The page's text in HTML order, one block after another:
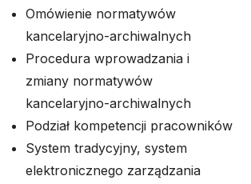
Omówienie normatywów
kancelaryjno-archiwalnych
Procedura wprowadzania i
zmiany normatywów
kancelaryjno-archiwalnych
Podział kompetencji pracowników
System tradycyjny, system
elektronicznego zarządzania